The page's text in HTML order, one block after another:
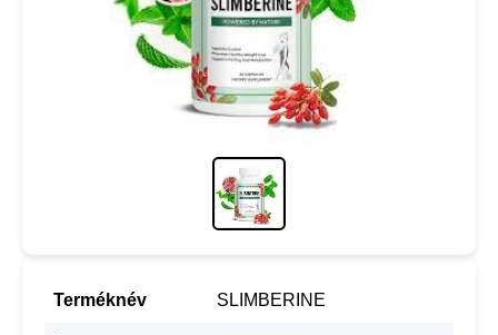
Terméknév SLIMBERINE